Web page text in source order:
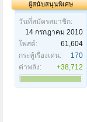
ผู้สนับสนุนพิเศษ
วันที่สมัครสมาชิก:
14 กรกฎาคม 2010
โพสต์:
61,604
กระทู้เรื่องเด่น:
170
ค่าพลัง:
+38,712